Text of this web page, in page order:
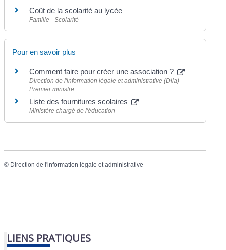
Coût de la scolarité au lycée
Famille - Scolarité
Pour en savoir plus
Comment faire pour créer une association ?
Direction de l'information légale et administrative (Dila) -
Premier ministre
Liste des fournitures scolaires
Ministère chargé de l'éducation
© Direction de l'information légale et administrative
LIENS PRATIQUES